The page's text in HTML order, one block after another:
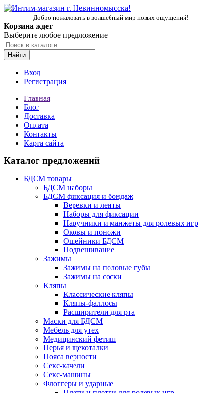
Добро пожаловать в волшебный мир новых ощущений!
Корзина ждет
Выберите любое предложение
Найти
Вход
Регистрация
Главная
Блог
Доставка
Оплата
Контакты
Карта сайта
Каталог предложений
БДСМ товары
БДСМ наборы
БДСМ фиксация и бондаж
Веревки и ленты
Наборы для фиксации
Наручники и манжеты для ролевых игр
Оковы и поножи
Ошейники БДСМ
Подвешивание
Зажимы
Зажимы на половые губы
Зажимы на соски
Кляпы
Классические кляпы
Кляпы-фаллосы
Расширители для рта
Маски для БДСМ
Мебель для утех
Медицинский фетиш
Перья и щекоталки
Пояса верности
Секс-качели
Секс-машины
Флоггеры и ударные